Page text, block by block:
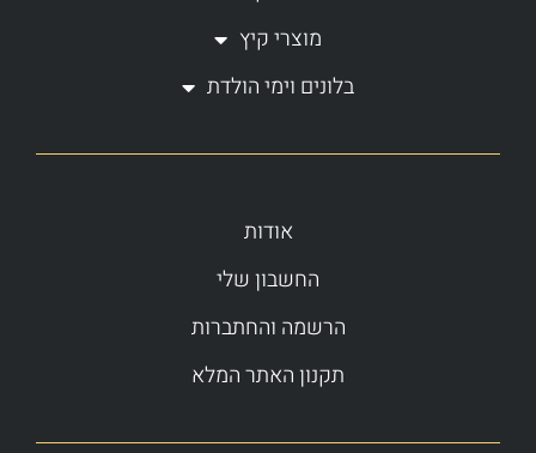
מוצרי קיץ
בלונים וימי הולדת
אודות
החשבון שלי
הרשמה והחתברות
תקנון האתר המלא